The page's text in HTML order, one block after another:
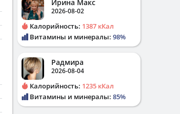
Ирина Макс
2026-08-02
Калорийность: 1387 кКал
Витамины и минералы: 98%
Радмира
2026-08-04
Калорийность: 1235 кКал
Витамины и минералы: 85%